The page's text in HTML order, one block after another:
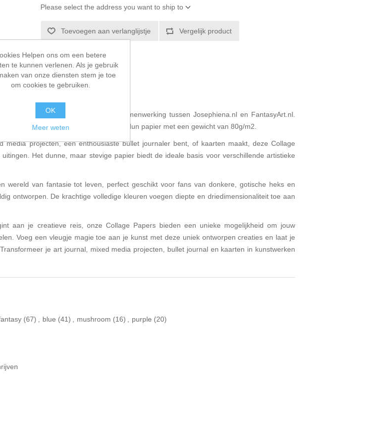
Please select the address you want to ship to
Toevoegen aan verlanglijstje Vergelijk product
E-mail een vriend
Papers, een meesterwerk van samenwerking tussen Josephiena.nl en FantasyArt.nl.
met zorg en gedrukt op hoogwaardig dun papier met een gewicht van 80g/m2.
projecten, een enthousiaste bullet journaler bent, of kaarten maakt, deze Collage
Het dunne, maar stevige papier biedt de ideale basis voor verschillende artistieke
wereld van fantasie tot leven, perfect geschikt voor fans van donkere, gotische heks en
ontworpen. De krachtige volledige kleuren voegen diepte en driedimensionaliteit toe aan
aan je creatieve reis, onze Collage Papers bieden een unieke mogelijkheid om jouw
Voeg een vleugje magie toe aan je kunst met deze uniek ontworpen creaties en laat je
je art journal, mixed media projecten, bullet journal en kaarten in kunstwerken
(67) , blue (41) , mushroom (16) , purple (20)
Helpen ons om een betere
te kunnen verlenen. Als je gebruik
van onze diensten stem je toe
om cookies te gebruiken.
OK
Meer weten